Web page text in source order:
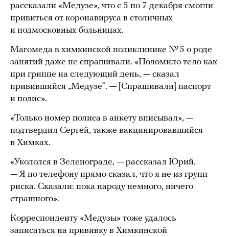
рассказали «Медузе», что с 5 по 7 декабря смогли
привиться от коронавируса в столичных
и подмосковных больницах.
Магомеда в химкинской поликлинике № 5 о роде
занятий даже не спрашивали. «Поломило тело как
при гриппе на следующий день, — сказал
привившийся „Медузе“. — [Спрашивали] паспорт
и полис».
«Только номер полиса в анкету вписывал», —
подтвердил Сергей, также вакцинировавшийся
в Химках.
«Укололся в Зеленограде, — рассказал Юрий.
— Я по телефону прямо сказал, что я не из групп
риска. Сказали: пока народу немного, ничего
страшного».
Корреспонденту «Медузы» тоже удалось
записаться на прививку в Химкинской